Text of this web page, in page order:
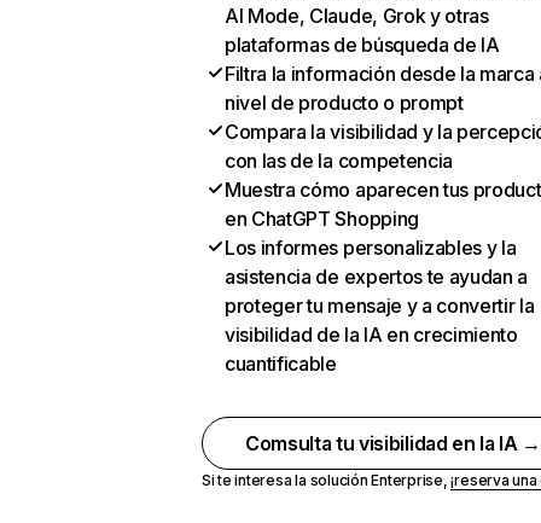
AI Mode, Claude, Grok y otras
plataformas de búsqueda de IA
Filtra la información desde la marca
nivel de producto o prompt
Compara la visibilidad y la
con las de la competencia
Muestra cómo aparecen tus
en ChatGPT Shopping
Los informes personalizables y la
asistencia de expertos te ayudan a
proteger tu mensaje y a convertir la
visibilidad de la IA en crecimiento
cuantificable
Comsulta tu visibilidad en la IA →
Si te interesa la solución Enterprise,¡reserva